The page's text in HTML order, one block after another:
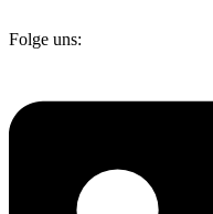
Folge uns: